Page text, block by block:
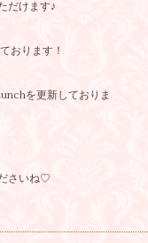
だけます♪
おります！
を更新しておりま
さいね♡